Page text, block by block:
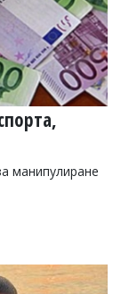
манипулиране